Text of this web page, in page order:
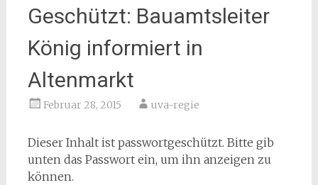
Geschützt: Bauamtsleiter
König informiert in
Altenmarkt
Februar 28, 2015 uva-regie
Dieser Inhalt ist passwortgeschützt. Bitte gib
unten das Passwort ein, um ihn anzeigen zu
können.